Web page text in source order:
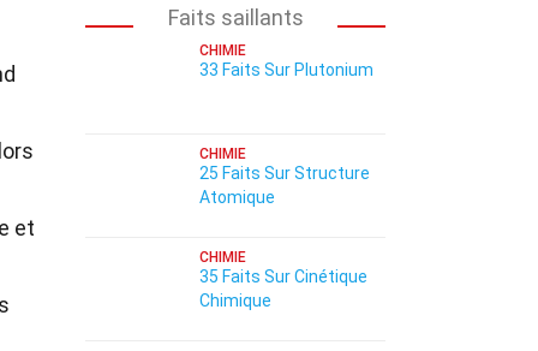
et
Faits saillants
CHIMIE
33 Faits Sur Plutonium
CHIMIE
25 Faits Sur Structure
Atomique
CHIMIE
35 Faits Sur Cinétique
Chimique